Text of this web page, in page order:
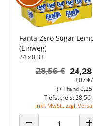
Fanta Zero Sugar
(Einweg)
24 x 0,33 l
28,56 €
3,07
inkl. MwSt., zzgl.
(+ Pfand 0,25
Tiefstpreis: 28,56